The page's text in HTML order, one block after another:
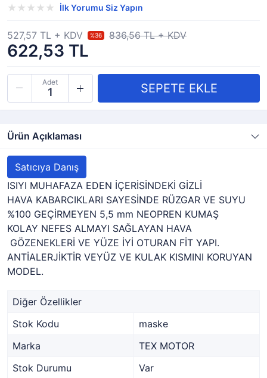
İlk Yorumu Siz Yapın
622,53 TL
527,57 TL + KDV %36 836,56 TL + KDV
Adet
Ürün Açıklaması
Satıcıya Danış
ISIYI MUHAFAZA EDEN İÇERİSİNDEKİ GİZLİ
HAVA KABARCIKLARI SAYESİNDE RÜZGAR VE SUYU
%100 GEÇİRMEYEN 5,5 mm NEOPREN KUMAŞ
KOLAY NEFES ALMAYI SAĞLAYAN HAVA
GÖZENEKLERİ VE YÜZE İYİ OTURAN FİT YAPI.
ANTİALERJİKTİR VEYÜZ VE KULAK KISMINI KORUYAN
MODEL.
Diğer Özellikler
Stok Kodu
maske
Marka
TEX MOTOR
Stok Durumu
Var